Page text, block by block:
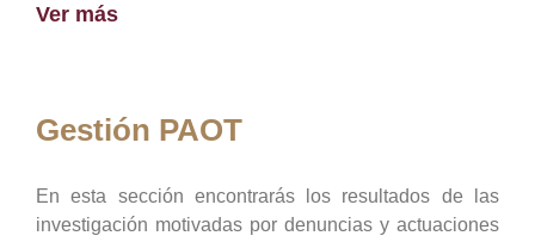
Ver más
Gestión PAOT
En esta sección encontrarás los resultados de las
investigación motivadas por denuncias y actuaciones